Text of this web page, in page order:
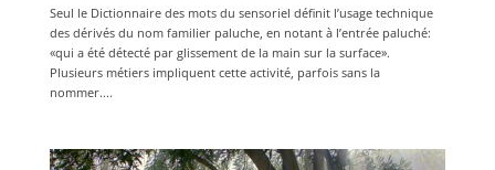
Seul le Dictionnaire des mots du sensoriel définit l’usage technique
des dérivés du nom familier paluche, en notant à l’entrée paluché:
«qui a été détecté par glissement de la main sur la surface».
Plusieurs métiers impliquent cette activité, parfois sans la
nommer....